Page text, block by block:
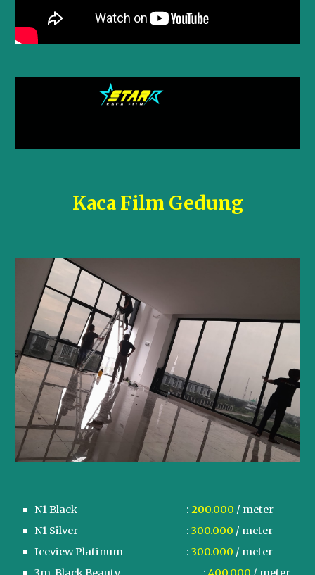
Kaca Film Gedung
N1 Black :200.000 / meter
N1 Silver :300.000 / meter
Iceview Platinum
:300.000 / meter